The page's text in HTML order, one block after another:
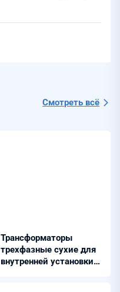
Смотреть всё
Трансформаторы
трехфазные сухие для
внутренней установки -